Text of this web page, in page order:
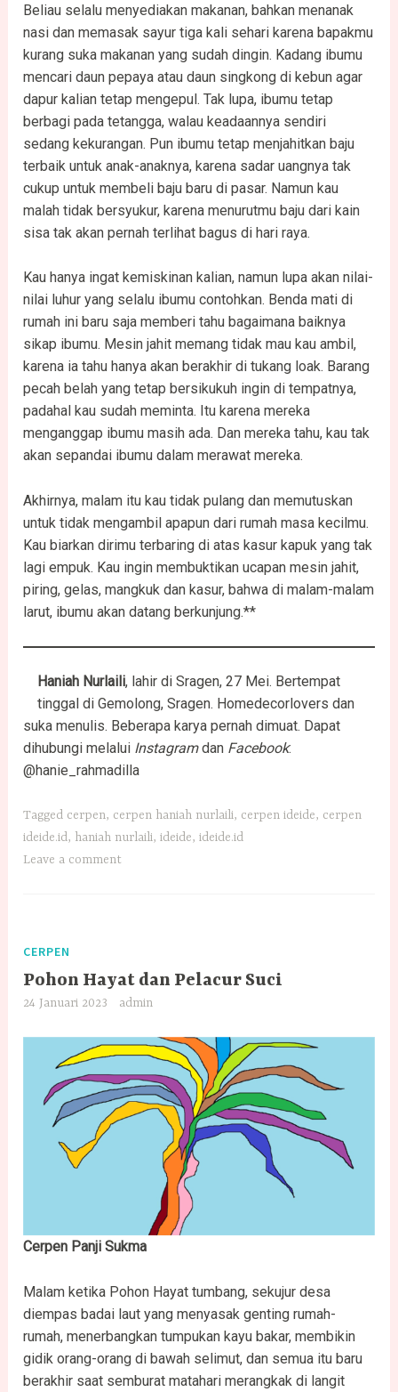
Beliau selalu menyediakan makanan, bahkan menanak
nasi dan memasak sayur tiga kali sehari karena bapakmu
kurang suka makanan yang sudah dingin. Kadang ibumu
mencari daun pepaya atau daun singkong di kebun agar
dapur kalian tetap mengepul. Tak lupa, ibumu tetap
berbagi pada tetangga, walau keadaannya sendiri
sedang kekurangan. Pun ibumu tetap menjahitkan baju
terbaik untuk anak-anaknya, karena sadar uangnya tak
cukup untuk membeli baju baru di pasar. Namun kau
malah tidak bersyukur, karena menurutmu baju dari kain
sisa tak akan pernah terlihat bagus di hari raya.
Kau hanya ingat kemiskinan kalian, namun lupa akan nilai-
nilai luhur yang selalu ibumu contohkan. Benda mati di
rumah ini baru saja memberi tahu bagaimana baiknya
sikap ibumu. Mesin jahit memang tidak mau kau ambil,
karena ia tahu hanya akan berakhir di tukang loak. Barang
pecah belah yang tetap bersikukuh ingin di tempatnya,
padahal kau sudah meminta. Itu karena mereka
menganggap ibumu masih ada. Dan mereka tahu, kau tak
akan sepandai ibumu dalam merawat mereka.
Akhirnya, malam itu kau tidak pulang dan memutuskan
untuk tidak mengambil apapun dari rumah masa kecilmu.
Kau biarkan dirimu terbaring di atas kasur kapuk yang tak
lagi empuk. Kau ingin membuktikan ucapan mesin jahit,
piring, gelas, mangkuk dan kasur, bahwa di malam-malam
larut, ibumu akan datang berkunjung.**
Haniah Nurlaili, lahir di Sragen, 27 Mei. Bertempat
tinggal di Gemolong, Sragen. Homedecorlovers dan
suka menulis. Beberapa karya pernah dimuat. Dapat
dihubungi melalui Instagramdan Facebook:
@hanie_rahmadilla
Tagged cerpen, cerpen haniah nurlaili, cerpen ideide, cerpen
ideide.id, haniah nurlaili,ideide,ideide.id
Leave a comment
CERPEN
Pohon Hayat dan Pelacur Suci
24 Januari 2023 admin
Cerpen Panji Sukma
Malam ketika Pohon Hayat tumbang, sekujur desa
diempas badai laut yang menyasak genting rumah-
rumah, menerbangkan tumpukan kayu bakar, membikin
gidik orang-orang di bawah selimut, dan semua itu baru
berakhir saat semburat matahari merangkak di langit